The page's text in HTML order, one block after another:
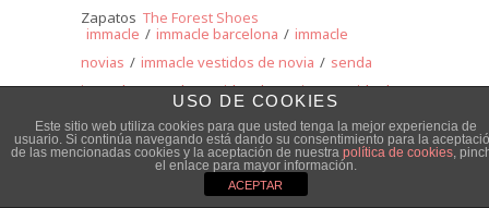
Zapatos The Forest Shoes
immacle / immacle barcelona / immacle
novias / immacle vestidos de novia / senda
immacle / senda vestidos de novia / vestido de
novia / vestidos de novia / vestidos de novia
barcelona
USO DE COOKIES
Este sitio web utiliza cookies para que usted tenga la mejor experiencia de
usuario. Si continúa navegando está dando su consentimiento para la
de las mencionadas cookies y la aceptación de nuestra política de cookies,
el enlace para mayor información.
ACEPTAR